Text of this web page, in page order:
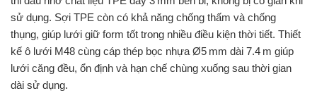
sử dụng. Sợi TPE còn có khả năng chống thấm và chống
thụng, giúp lưới giữ form tốt trong nhiều điều kiện thời tiết. Thiết
kế ô lưới M48 cùng cáp thép bọc nhựa Ø5 mm dài 7.4 m giúp
lưới căng đều, ổn định và hạn chế chùng xuống sau thời gian
dài sử dụng.